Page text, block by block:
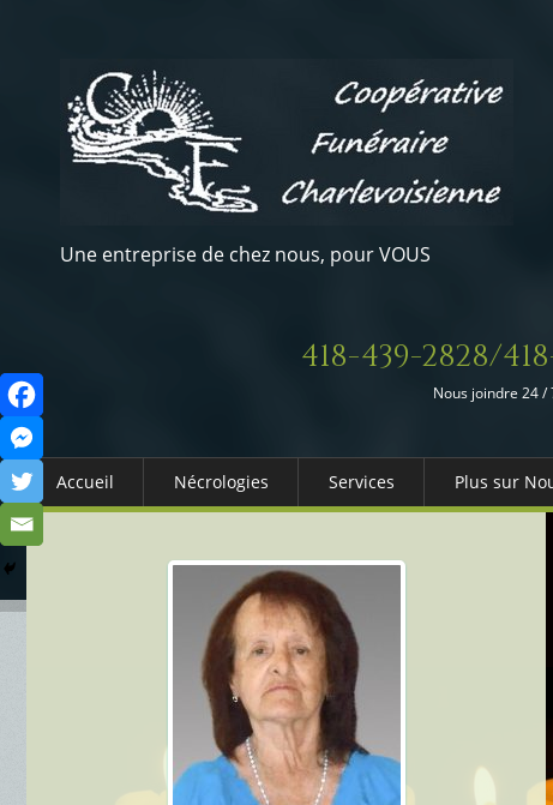
Une entreprise de chez nous, pour VOUS
418-439-2828/
Nous joindre 24 /
Accueil Nécrologies Services
Columbarium
Services Funéraires
Plus sur